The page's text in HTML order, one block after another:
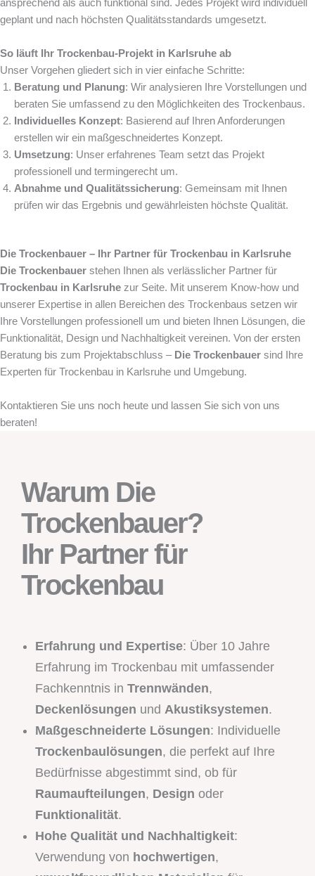
ansprechend als auch funktional sind. Jedes Projekt wird individuell
geplant und nach höchsten Qualitätsstandards umgesetzt.
So läuft Ihr Trockenbau-Projekt in Karlsruhe ab
Unser Vorgehen gliedert sich in vier einfache Schritte:
Beratung und Planung: Wir analysieren Ihre Vorstellungen und
beraten Sie umfassend zu den Möglichkeiten des Trockenbaus.
Individuelles Konzept: Basierend auf Ihren Anforderungen
erstellen wir ein maßgeschneidertes Konzept.
Umsetzung: Unser erfahrenes Team setzt das Projekt
professionell und termingerecht um.
Abnahme und Qualitätssicherung: Gemeinsam mit Ihnen
prüfen wir das Ergebnis und gewährleisten höchste Qualität.
Die Trockenbauer – Ihr Partner für Trockenbau in Karlsruhe
Die Trockenbauer stehen Ihnen als verlässlicher Partner für
Trockenbau in Karlsruhe zur Seite. Mit unserem Know-how und
unserer Expertise in allen Bereichen des Trockenbaus setzen wir
Ihre Vorstellungen professionell um und bieten Ihnen Lösungen, die
Funktionalität, Design und Nachhaltigkeit vereinen. Von der ersten
Beratung bis zum Projektabschluss – Die Trockenbauer sind Ihre
Experten für Trockenbau in Karlsruhe und Umgebung.
Kontaktieren Sie uns noch heute und lassen Sie sich von uns
beraten!
Warum Die
Trockenbauer?
Ihr Partner für
Trockenbau
Erfahrung und Expertise: Über 10 Jahre
Erfahrung im Trockenbau mit umfassender
Fachkenntnis in Trennwänden,
Deckenlösungen und Akustiksystemen.
Maßgeschneiderte Lösungen: Individuelle
Trockenbaulösungen, die perfekt auf Ihre
Bedürfnisse abgestimmt sind, ob für
Raumaufteilungen, Design oder
Funktionalität.
Hohe Qualität und Nachhaltigkeit:
Verwendung von hochwertigen,